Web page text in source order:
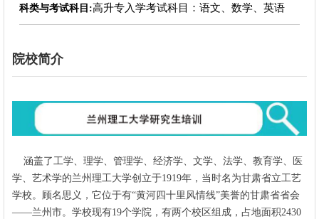
科类与考试科目:高升专入学考试科目：语文、数学、英语
院校简介
涵盖了工学、理学、管理学、经济学、文学、法学、教育学、医
学、艺术学的兰州理工大学创立于1919年，当时名为甘肃省立工艺
学校。顾名思义，它位于有“黄河四十里风情线”美誉的甘肃省省会
——兰州市。学校现有19个学院，有两个校区组成，占地面积2430